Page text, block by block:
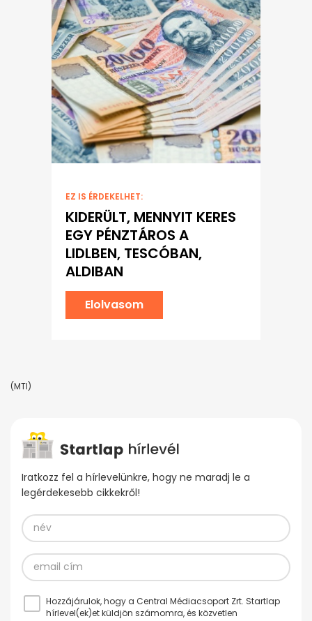
EZ IS ÉRDEKELHET:
KIDERÜLT, MENNYIT KERES
EGY PÉNZTÁROS A
LIDLBEN, TESCÓBAN,
ALDIBAN
Elolvasom
(MTI)
Iratkozz fel a hírlevelünkre, hogy ne maradj le a
legérdekesebb cikkekről!
Hozzájárulok, hogy a Central Médiacsoport Zrt. Startlap
hírlevel(ek)et küldjön számomra, és közvetlen